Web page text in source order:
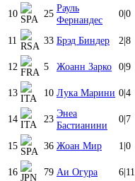
10 25 Рауль
Фернандес
0|0
11 33 Брэд Биндер 2|8
12 5 Жоанн Зарко 0|9
13 10 Лука Марини 0|4
14 23 Энеа
Бастианини
0|7
15 36 Жоан Мир 1|0
16 79 Аи Огура 6|11